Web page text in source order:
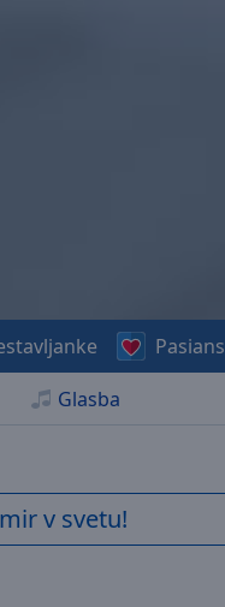
Glasba
Pasians
v svetu!